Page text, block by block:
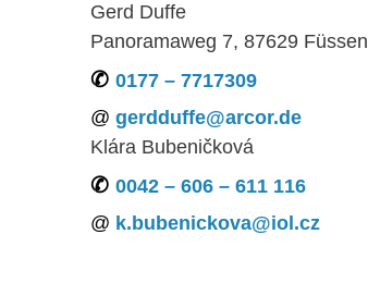
Gerd Duffe
Panoramaweg 7, 87629 Füssen
0177 – 7717309
gerdduffe@arcor.de
Klára Bubeničková
0042 – 606 – 611 116
k.bubenickova@iol.cz